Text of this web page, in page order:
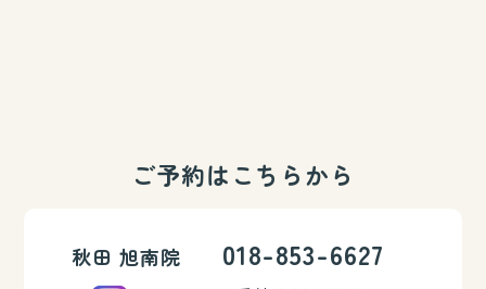
ご予約はこちらから
秋田 旭南院 018-853-6627